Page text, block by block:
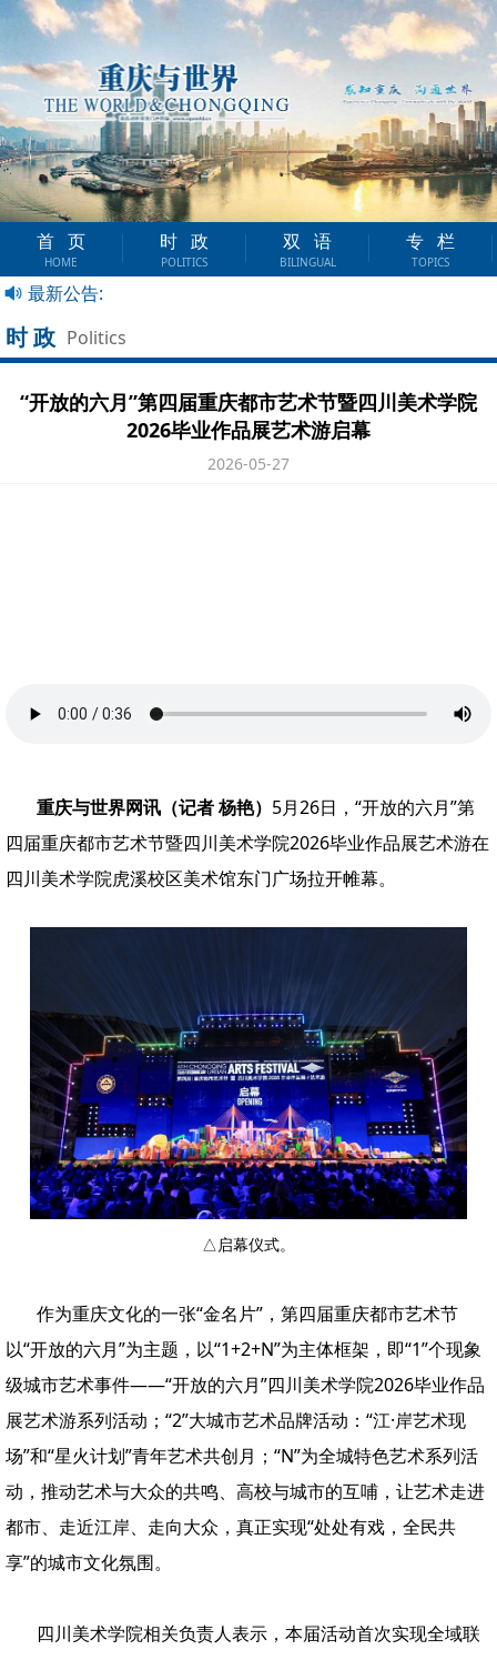
首页
HOME
时政
POLITICS
双语
BILINGUAL
专栏
TOPICS
最新公告:
时政 Politics
“开放的六月”第四届重庆都市艺术节暨四川美术学院
2026毕业作品展艺术游启幕
2026-05-27
重庆与世界网讯（记者 杨艳） 5月26日，“开放的六月”第
四届重庆都市艺术节暨四川美术学院2026毕业作品展艺术游在
四川美术学院虎溪校区美术馆东门广场拉开帷幕。
△启幕仪式。
作为重庆文化的一张“金名片”，第四届重庆都市艺术节
以“开放的六月”为主题，以“1+2+N”为主体框架，即“1”个现象
级城市艺术事件——“开放的六月”四川美术学院2026毕业作品
展艺术游系列活动；“2”大城市艺术品牌活动：“江·岸艺术现
场”和“星火计划”青年艺术共创月；“N”为全城特色艺术系列活
动，推动艺术与大众的共鸣、高校与城市的互哺，让艺术走进
都市、走近江岸、走向大众，真正实现“处处有戏，全民共
享”的城市文化氛围。
四川美术学院相关负责人表示，本届活动首次实现全域联